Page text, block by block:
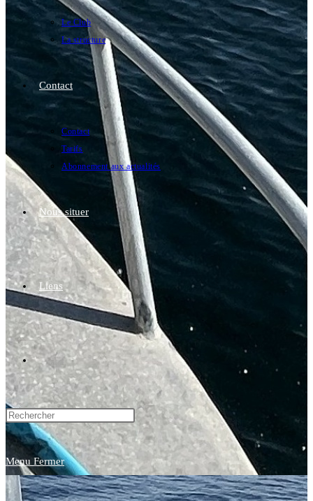
Le Club
La structure
Contact
Contact
Tarifs
Abonnement aux actualités
Nous situer
Liens
Toggle
website
Menu Fermer